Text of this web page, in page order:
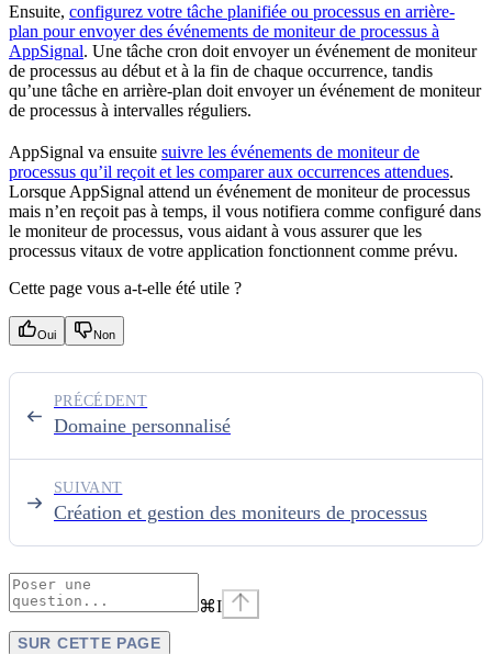
Ensuite, configurez votre tâche planifiée ou processus en arrière-
plan pour envoyer des événements de moniteur de processus à
AppSignal. Une tâche cron doit envoyer un événement de moniteur
de processus au début et à la fin de chaque occurrence, tandis
qu’une tâche en arrière-plan doit envoyer un événement de moniteur
de processus à intervalles réguliers.
AppSignal va ensuite suivre les événements de moniteur de
processus qu’il reçoit et les comparer aux occurrences attendues.
Lorsque AppSignal attend un événement de moniteur de processus
mais n’en reçoit pas à temps, il vous notifiera comme configuré dans
le moniteur de processus, vous aidant à vous assurer que les
processus vitaux de votre application fonctionnent comme prévu.
Cette page vous a-t-elle été utile ?
Oui Non
Domaine personnalisé
PRÉCÉDENT
Création et gestion des moniteurs de processus
SUIVANT
⌘I
SUR CETTE PAGE